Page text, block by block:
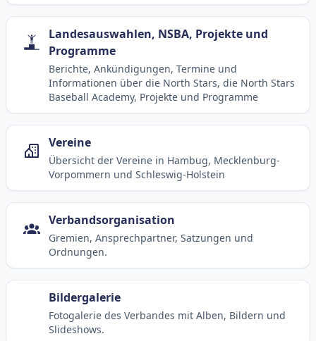
Landesauswahlen, NSBA, Projekte und
Programme
Berichte, Ankündigungen, Termine und
Informationen über die North Stars, die North Stars
Baseball Academy, Projekte und Programme
Vereine
Übersicht der Vereine in Hambug, Mecklenburg-
Vorpommern und Schleswig-Holstein
Verbandsorganisation
Gremien, Ansprechpartner, Satzungen und
Ordnungen.
Bildergalerie
Fotogalerie des Verbandes mit Alben, Bildern und
Slideshows.